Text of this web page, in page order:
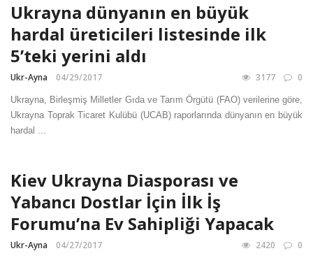
Ukrayna dünyanın en büyük
hardal üreticileri listesinde ilk
5’teki yerini aldı
Ukr-Ayna 04/29/2017 3177 0
Ukrayna, Birleşmiş Milletler Gıda ve Tarım Örgütü (FAO) verilerine göre,
Ukrayna Toprak Ticaret Kulübü (UCAB) raporlarında dünyanın en büyük
hardal ...
Kiev Ukrayna Diasporası ve
Yabancı Dostlar İçin İlk İş
Forumu’na Ev Sahipliği Yapacak
Ukr-Ayna 04/27/2017 2420 0